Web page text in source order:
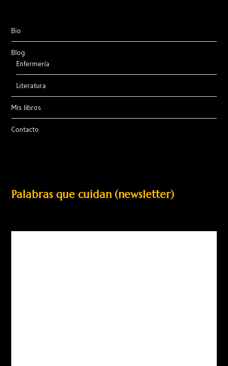
Bio
Blog
Enfermería
Literatura
Mis libros
Contacto
Palabras que cuidan (newsletter)